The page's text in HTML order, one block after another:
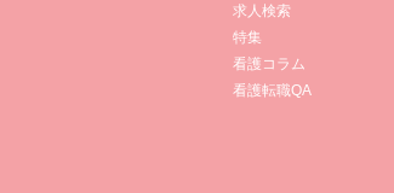
求人検索
特集
看護コラム
看護転職QA